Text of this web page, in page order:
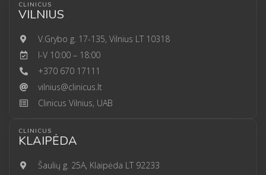
CLINICUS
VILNIUS
V.Grybo g. 17-135, Vilnius LT 10318
I-V 10:00 – 18:00
+370 670 17111
vilnius@clinicus.lt
Clinicus Vilnius, UAB
CLINICUS
KLAIPĖDA
Šaulių g. 25A, Klaipėda LT 92233